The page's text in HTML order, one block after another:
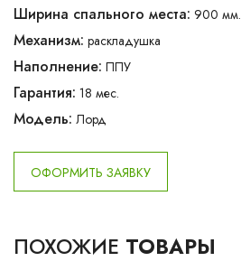
Ширина спального места: 900 мм.
Механизм: раскладушка
Наполнение: ППУ
Гарантия: 18 мес.
Модель: Лорд
ОФОРМИТЬ ЗАЯВКУ
ПОХОЖИЕ ТОВАРЫ